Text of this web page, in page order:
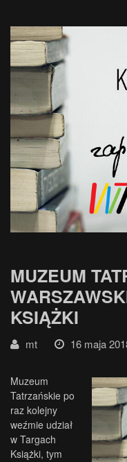
MUZEUM
KSIĄŻKI
mt 16 maja
Muzeum
Tatrzańskie po
raz kolejny
weźmie udział
w Targach
Książki, tym